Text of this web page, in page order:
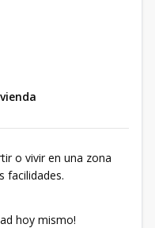
o vivir en una zona
facilidades.
hoy mismo!